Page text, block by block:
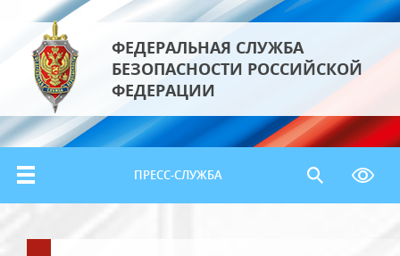
ФЕДЕРАЛЬНАЯ СЛУЖБА
БЕЗОПАСНОСТИ РОССИЙСКОЙ
ФЕДЕРАЦИИ
ПРЕСС-СЛУЖБА